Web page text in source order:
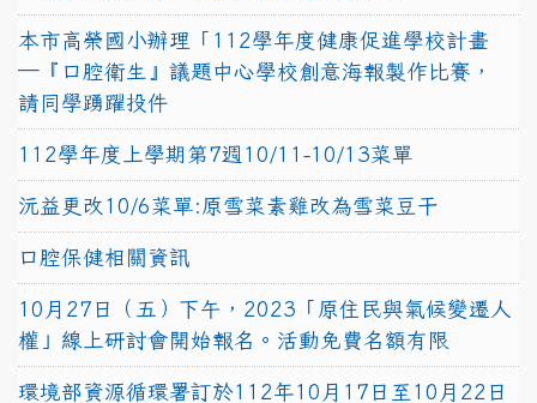
本市高榮國小辦理「112學年度健康促進學校計畫
─『口腔衛生』議題中心學校創意海報製作比賽，
請同學踴躍投件
112學年度上學期第7週10/11-10/13菜單
沅益更改10/6菜單:原雪菜素雞改為雪菜豆干
口腔保健相關資訊
10月27日（五）下午，2023「原住民與氣候變遷人
權」線上研討會開始報名。活動免費名額有限
環境部資源循環署訂於112年10月17日至10月22日